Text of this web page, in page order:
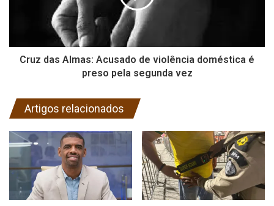
Cruz das Almas: Acusado de violência doméstica é
preso pela segunda vez
Artigos relacionados